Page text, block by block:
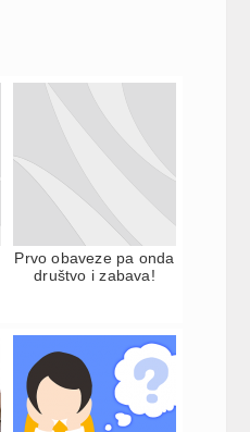
Prvo obaveze pa onda
društvo i zabava!